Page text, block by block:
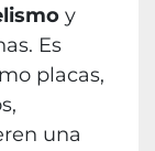
y
Es
placas,
una